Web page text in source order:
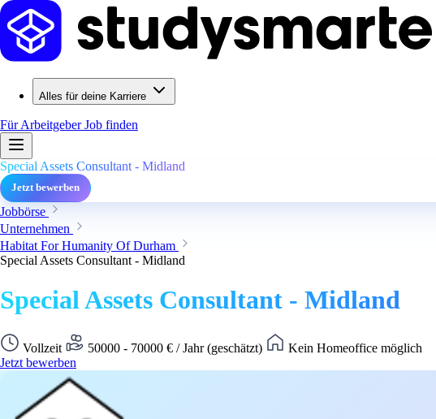
Alles für deine Karriere
Für ArbeitgeberJob finden
Special Assets Consultant - Midland
Jetzt bewerben
Jobbörse
Unternehmen
Habitat For Humanity Of Durham
Special Assets Consultant - Midland
Special Assets Consultant - Midland
Vollzeit 50000 - 70000 € / Jahr (geschätzt)
Kein Homeoffice möglich
Jetzt bewerben